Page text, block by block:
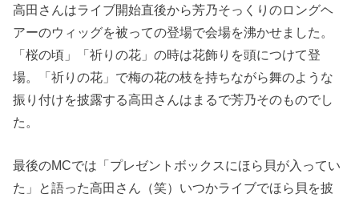
高田さんはライブ開始直後から芳乃そっくりのロングヘ
アーのウィッグを被っての登場で会場を沸かせました。
「桜の頃」「祈りの花」の時は花飾りを頭につけて登
場。「祈りの花」で梅の花の枝を持ちながら舞のような
振り付けを披露する高田さんはまるで芳乃そのものでし
た。
最後のMCでは「プレゼントボックスにほら貝が入ってい
た」と語った高田さん（笑）いつかライブでほら貝を披